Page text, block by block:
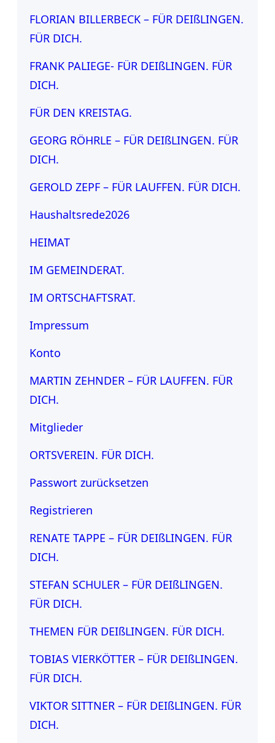
FLORIAN BILLERBECK – FÜR DEIßLINGEN.
FÜR DICH.
FRANK PALIEGE- FÜR DEIßLINGEN. FÜR
DICH.
FÜR DEN KREISTAG.
GEORG RÖHRLE – FÜR DEIßLINGEN. FÜR
DICH.
GEROLD ZEPF – FÜR LAUFFEN. FÜR DICH.
Haushaltsrede2026
HEIMAT
IM GEMEINDERAT.
IM ORTSCHAFTSRAT.
Impressum
Konto
MARTIN ZEHNDER – FÜR LAUFFEN. FÜR
DICH.
Mitglieder
ORTSVEREIN. FÜR DICH.
Passwort zurücksetzen
Registrieren
RENATE TAPPE – FÜR DEIßLINGEN. FÜR
DICH.
STEFAN SCHULER – FÜR DEIßLINGEN.
FÜR DICH.
THEMEN FÜR DEIßLINGEN. FÜR DICH.
TOBIAS VIERKÖTTER – FÜR DEIßLINGEN.
FÜR DICH.
VIKTOR SITTNER – FÜR DEIßLINGEN. FÜR
DICH.